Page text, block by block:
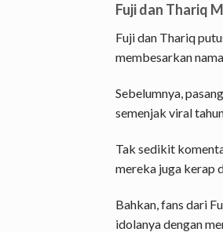
Fuji dan Thariq
Fuji dan Thariq
membesarkan
Sebelumnya,
semenjak viral
Tak sedikit
mereka juga kerap
Bahkan, fans dari
idolanya dengan